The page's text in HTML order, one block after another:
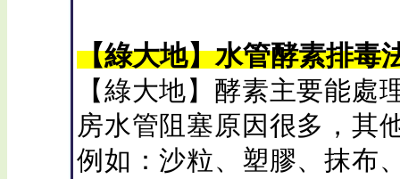
【綠大地】水管酵素排毒
【綠大地】酵素主要能處
房水管阻塞原因很多，其
例如：沙粒、塑膠、抹布